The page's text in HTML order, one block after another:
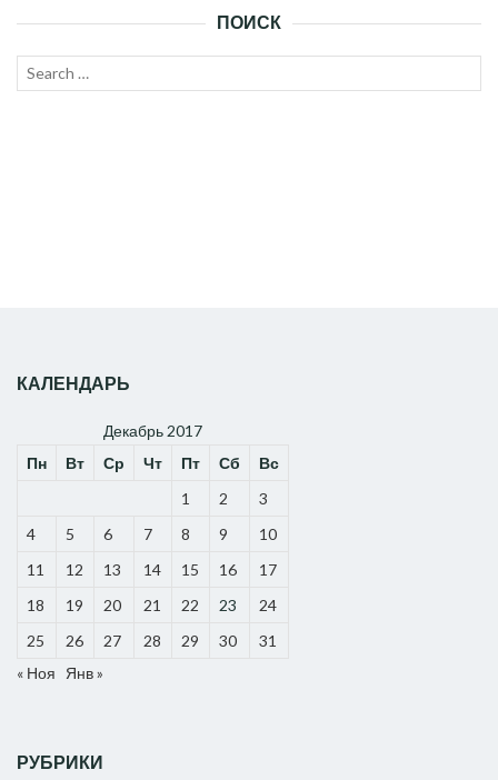
ПОИСК
Search
КАЛЕНДАРЬ
Декабрь 2017
Пн
Вт Ср Чт Пт Сб
Вс
1
2
3
4
5 6 7 8 9
10
11
12 13 14 15 16
17
18
19 20 21 22 23
24
25
26 27 28 29 30
31
« Ноя
Янв »
РУБРИКИ